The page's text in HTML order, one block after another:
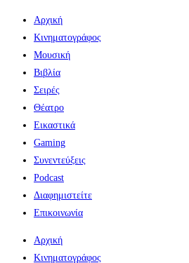
Αρχική
Κινηματογράφος
Μουσική
Βιβλία
Σειρές
Θέατρο
Εικαστικά
Gaming
Συνεντεύξεις
Podcast
Διαφημιστείτε
Επικοινωνία
Αρχική
Κινηματογράφος